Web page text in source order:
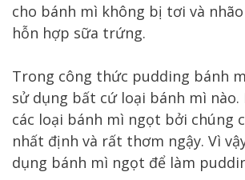
cho bánh mì không bị tơi và
hỗn hợp sữa trứng.
Trong công thức pudding bánh
sử dụng bất cứ loại bánh mì
các loại bánh mì ngọt bởi chúng
nhất định và rất thơm ngậy. Vì
dụng bánh mì ngọt để làm